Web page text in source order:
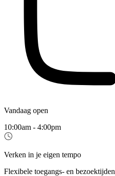
Vandaag open
10:00am - 4:00pm
Verken in je eigen tempo
Flexibele toegangs- en bezoektijden